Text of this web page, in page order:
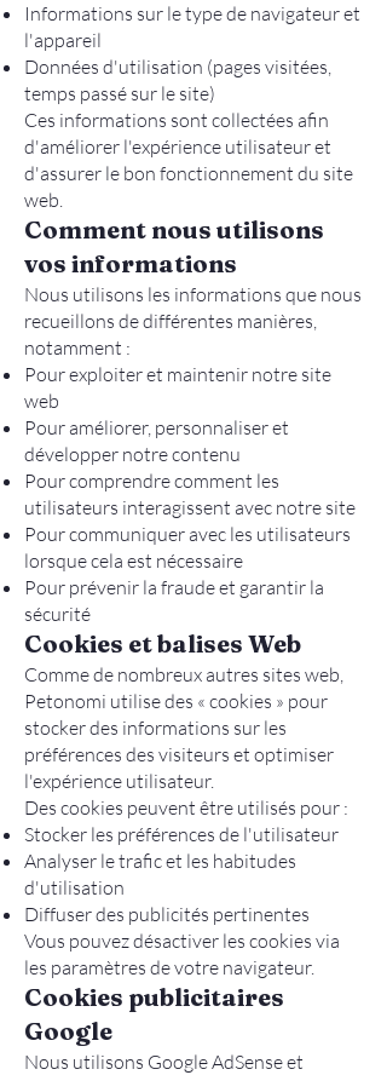
Informations sur le type de navigateur et
l'appareil
Données d'utilisation (pages visitées,
temps passé sur le site)
Ces informations sont collectées afin
d'améliorer l'expérience utilisateur et
d'assurer le bon fonctionnement du site
web.
Comment nous utilisons
vos informations
Nous utilisons les informations que nous
recueillons de différentes manières,
notamment :
Pour exploiter et maintenir notre site
web
Pour améliorer, personnaliser et
développer notre contenu
Pour comprendre comment les
utilisateurs interagissent avec notre site
Pour communiquer avec les utilisateurs
lorsque cela est nécessaire
Pour prévenir la fraude et garantir la
sécurité
Cookies et balises Web
Comme de nombreux autres sites web,
Petonomi utilise des « cookies » pour
stocker des informations sur les
préférences des visiteurs et optimiser
l'expérience utilisateur.
Des cookies peuvent être utilisés pour :
Stocker les préférences de l'utilisateur
Analyser le trafic et les habitudes
d'utilisation
Diffuser des publicités pertinentes
Vous pouvez désactiver les cookies via
les paramètres de votre navigateur.
Cookies publicitaires
Google
Nous utilisons Google AdSense et